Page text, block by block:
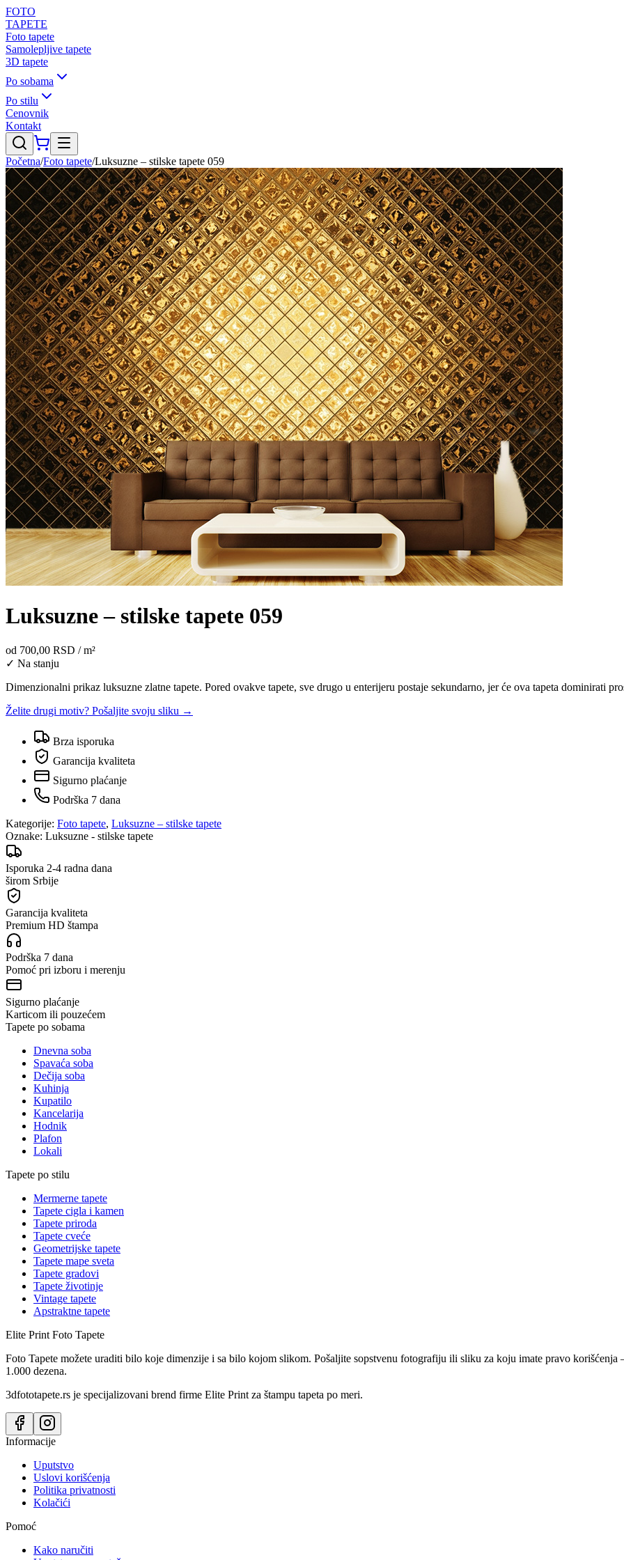
FOTO
TAPETE
Foto tapete
Samolepljive tapete
3D tapete
Po sobama
Po stilu
Cenovnik
Kontakt
Početna/Foto tapete/Luksuzne – stilske tapete 059
Luksuzne – stilske tapete 059
od 700,00 RSD / m²
✓ Na stanju
Dimenzionalni prikaz luksuzne zlatne tapete. Pored ovakve tapete, sve drugo u enterijeru postaje sekundarno, jer će ova tapeta dominirati
Želite drugi motiv? Pošaljite svoju sliku →
Brza isporuka
Garancija kvaliteta
Sigurno plaćanje
Podrška 7 dana
Kategorije: Foto tapete, Luksuzne – stilske tapete
Oznake: Luksuzne - stilske tapete
Isporuka 2-4 radna dana
širom Srbije
Garancija kvaliteta
Premium HD štampa
Podrška 7 dana
Pomoć pri izboru i merenju
Sigurno plaćanje
Karticom ili pouzećem
Tapete po sobama
Dnevna soba
Spavaća soba
Dečija soba
Kuhinja
Kupatilo
Kancelarija
Hodnik
Plafon
Lokali
Tapete po stilu
Mermerne tapete
Tapete cigla i kamen
Tapete priroda
Tapete cveće
Geometrijske tapete
Tapete mape sveta
Tapete gradovi
Tapete životinje
Vintage tapete
Apstraktne tapete
Elite Print Foto Tapete
Foto Tapete možete uraditi bilo koje dimenzije i sa bilo kojom slikom. Pošaljite sopstvenu fotografiju ili sliku za koju imate pravo
1.000 dezena.
3dfototapete.rs je specijalizovani brend firme Elite Print za štampu tapeta po meri.
Informacije
Uputstvo
Uslovi korišćenja
Politika privatnosti
Kolačići
Pomoć
Kako naručiti